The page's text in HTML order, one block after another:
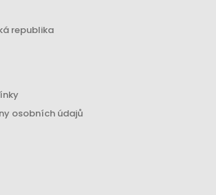
republika
osobních údajů